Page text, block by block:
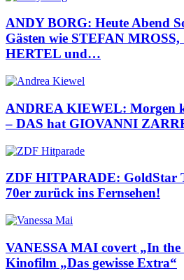
ANDY BORG: Heute Abend
Gästen wie STEFAN
HERTEL und…
ANDREA KIEWEL: Morgen
– DAS hat GIOVANNI
ZDF HITPARADE: GoldStar
70er zurück ins Fernsehen!
VANESSA MAI covert „In
Kinofilm „Das gewisse Extra“